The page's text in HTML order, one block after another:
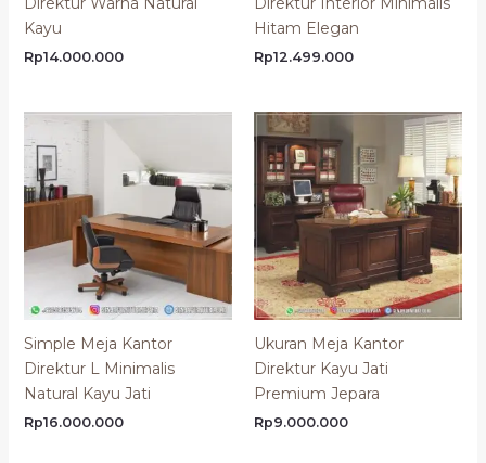
Kayu
Rp14.000.000
Hitam Elegan
Rp12.499.000
Simple Meja Kantor
Direktur L Minimalis
Natural Kayu Jati
Rp16.000.000
Ukuran Meja Kantor
Direktur Kayu Jati
Premium Jepara
Rp9.000.000